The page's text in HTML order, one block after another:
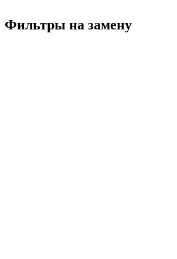
Фильтры на замену